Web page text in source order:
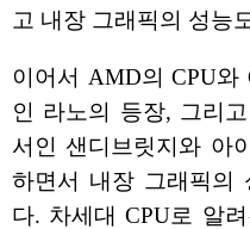
고 내장 그래픽의 성능
이어서 AMD의 CPU와
인 라노의 등장, 그리
서인 샌디브릿지와 아
하면서 내장 그래픽의
다. 차세대 CPU로 알